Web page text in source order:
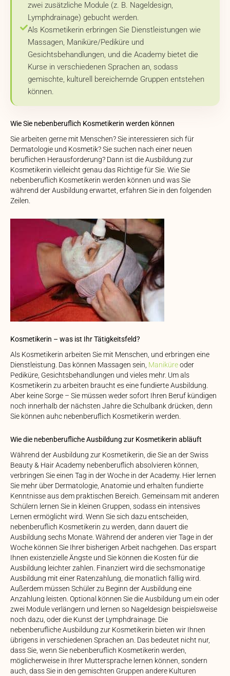
zwei zusätzliche Module (z. B. Nageldesign,
Lymphdrainage) gebucht werden.
Als Kosmetikerin erbringen Sie Dienstleistungen wie
Massagen, Maniküre/Pediküre und
Gesichtsbehandlungen, und die Academy bietet die
Kurse in verschiedenen Sprachen an, sodass
gemischte, kulturell bereichernde Gruppen entstehen
können.
Wie Sie nebenberuflich Kosmetikerin werden können
Sie arbeiten gerne mit Menschen? Sie interessieren sich für
Dermatologie und Kosmetik? Sie suchen nach einer neuen
beruflichen Herausforderung? Dann ist die Ausbildung zur
Kosmetikerin vielleicht genau das Richtige für Sie. Wie Sie
nebenberuflich Kosmetikerin werden können und was Sie
während der Ausbildung erwartet, erfahren Sie in den folgenden
Zeilen.
Kosmetikerin – was ist Ihr Tätigkeitsfeld?
Als Kosmetikerin arbeiten Sie mit Menschen, und erbringen eine
Dienstleistung. Das können Massagen sein, Maniküreoder
Pediküre, Gesichtsbehandlungen und vieles mehr. Um als
Kosmetikerin zu arbeiten braucht es eine fundierte Ausbildung.
Aber keine Sorge – Sie müssen weder sofort Ihren Beruf kündigen
noch innerhalb der nächsten Jahre die Schulbank drücken, denn
Sie können auhc nebenberuflich Kosmetikerin werden.
Wie die nebenberufliche Ausbildung zur Kosmetikerin abläuft
Während der Ausbildung zur Kosmetikerin, die Sie an der Swiss
Beauty & Hair Academy nebenberuflich absolvieren können,
verbringen Sie einen Tag in der Woche in der Academy. Hier lernen
Sie mehr über Dermatologie, Anatomie und erhalten fundierte
Kenntnisse aus dem praktischen Bereich. Gemeinsam mit anderen
Schülern lernen Sie in kleinen Gruppen, sodass ein intensives
Lernen ermöglicht wird. Wenn Sie sich dazu entscheiden,
nebenberuflich Kosmetikerin zu werden, dann dauert die
Ausbildung sechs Monate. Während der anderen vier Tage in der
Woche können Sie Ihrer bisherigen Arbeit nachgehen. Das erspart
Ihnen existenzielle Ängste und Sie können die Kosten für die
Ausbildung leichter zahlen. Finanziert wird die sechsmonatige
Ausbildung mit einer Ratenzahlung, die monatlich fällig wird.
Außerdem müssen Schüler zu Beginn der Ausbildung eine
Anzahlung leisten. Optional können Sie die Ausbildung um ein oder
zwei Module verlängern und lernen so Nageldesign beispielsweise
noch dazu, oder die Kunst der Lymphdrainage. Die
nebenberufliche Ausbildung zur Kosmetikerin bieten wir Ihnen
übrigens in verschiedenen Sprachen an. Das bedeutet nicht nur,
dass Sie, wenn Sie nebenberuflich Kosmetikerin werden,
möglicherweise in Ihrer Muttersprache lernen können, sondern
auch, dass Sie in den gemischten Gruppen andere Kulturen